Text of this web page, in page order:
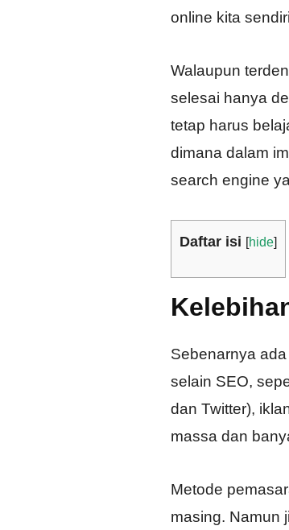
online kita
Walaupun
selesai hanya
tetap harus
dimana dalam
search engine
Daftar isi [hide]
Sebenarnya
selain SEO,
dan Twitter),
massa dan
Metode
masing. Namun